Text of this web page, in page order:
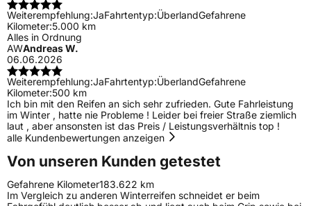
Weiterempfehlung:JaFahrtentyp:ÜberlandGefahrene
Kilometer:5.000 km
Alles in Ordnung
AWAndreas W.
06.06.2026
Weiterempfehlung:JaFahrtentyp:ÜberlandGefahrene
Kilometer:500 km
Ich bin mit den Reifen an sich sehr zufrieden. Gute Fahrleistung
im Winter , hatte nie Probleme ! Leider bei freier Straße ziemlich
laut , aber ansonsten ist das Preis / Leistungsverhältnis top !
alle Kundenbewertungen anzeigen
Von unseren Kunden getestet
Gefahrene Kilometer183.622 km
Im Vergleich zu anderen Winterreifen schneidet er beim